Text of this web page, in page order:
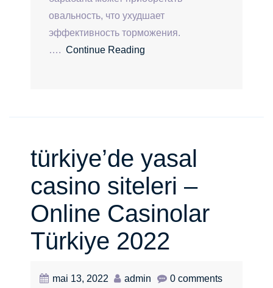
овальность, что ухудшает
эффективность торможения.
…. Continue Reading
türkiye’de yasal
casino siteleri –
Online Casinolar
Türkiye 2022
mai 13, 2022 admin
0 comments